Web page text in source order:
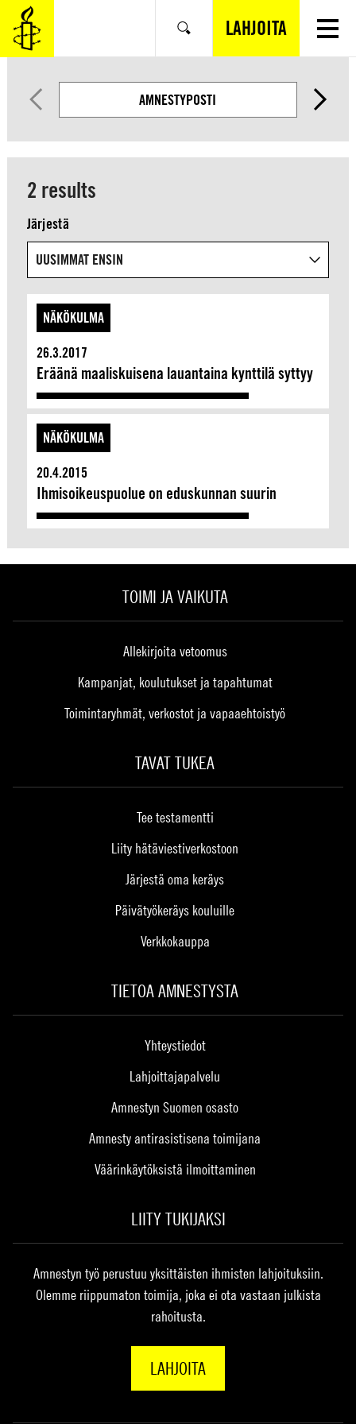
SIIRRY
VARSINAISEEN
SISÄLTÖÖN
Hae LAHJOITA
AMNESTYPOSTI
2 results
Järjestä
NÄKÖKULMA
26.3.2017
Eräänä maaliskuisena lauantaina kynttilä syttyy
NÄKÖKULMA
20.4.2015
Ihmisoikeuspuolue on eduskunnan suurin
TOIMI JA VAIKUTA
Allekirjoita vetoomus
Kampanjat, koulutukset ja tapahtumat
Toimintaryhmät, verkostot ja vapaaehtoistyö
TAVAT TUKEA
Tee testamentti
Liity hätäviestiverkostoon
Järjestä oma keräys
Päivätyökeräys kouluille
Verkkokauppa
TIETOA AMNESTYSTA
Yhteystiedot
Lahjoittajapalvelu
Amnestyn Suomen osasto
Amnesty antirasistisena toimijana
Väärinkäytöksistä ilmoittaminen
LIITY TUKIJAKSI
Amnestyn työ perustuu yksittäisten ihmisten lahjoituksiin.
Olemme riippumaton toimija, joka ei ota vastaan julkista
rahoitusta.
LAHJOITA